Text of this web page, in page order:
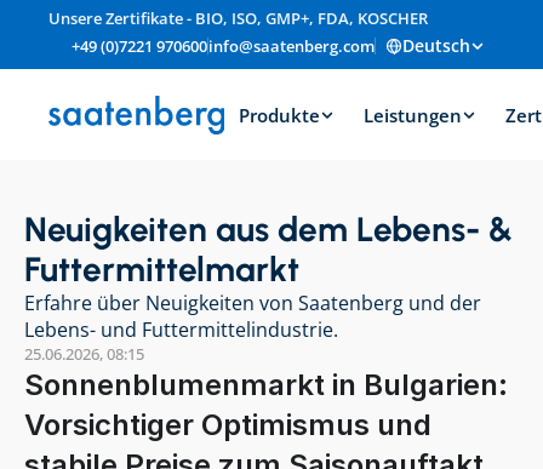
Unsere Zertifikate - BIO, ISO, GMP+, FDA, KOSCHER
+49 (0)7221 970600info@saatenberg.com Deutsch
Produkte Leistungen
Neuigkeiten aus dem Lebens- &
Futtermittelmarkt
Erfahre über Neuigkeiten von Saatenberg und der
Lebens- und Futtermittelindustrie.
25.06.2026, 08:15
Sonnenblumenmarkt in Bulgarien:
Vorsichtiger Optimismus und